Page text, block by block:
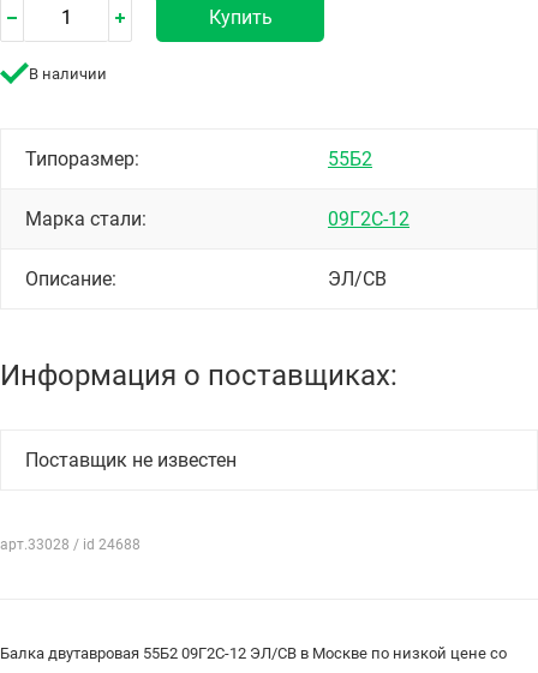
Купить
В наличии
Типоразмер: 55Б2
Марка стали: 09Г2С-12
Описание: ЭЛ/СВ
Информация о поставщиках:
Поставщик не известен
арт.33028 / id 24688
Балка двутавровая 55Б2 09Г2С-12 ЭЛ/СВ в Москве по низкой цене со